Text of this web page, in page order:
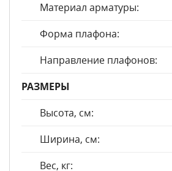
Материал арматуры:
Форма плафона:
Направление плафонов:
РАЗМЕРЫ
Высота, см:
Ширина, см:
Вес, кг: